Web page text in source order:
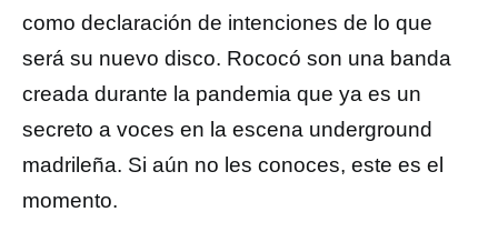
como declaración de intenciones de lo que
será su nuevo disco. Rococó son una banda
creada durante la pandemia que ya es un
secreto a voces en la escena underground
madrileña. Si aún no les conoces, este es el
momento.